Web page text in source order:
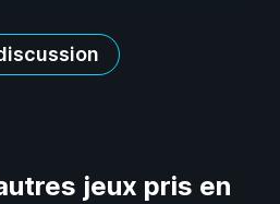
jeux pris en